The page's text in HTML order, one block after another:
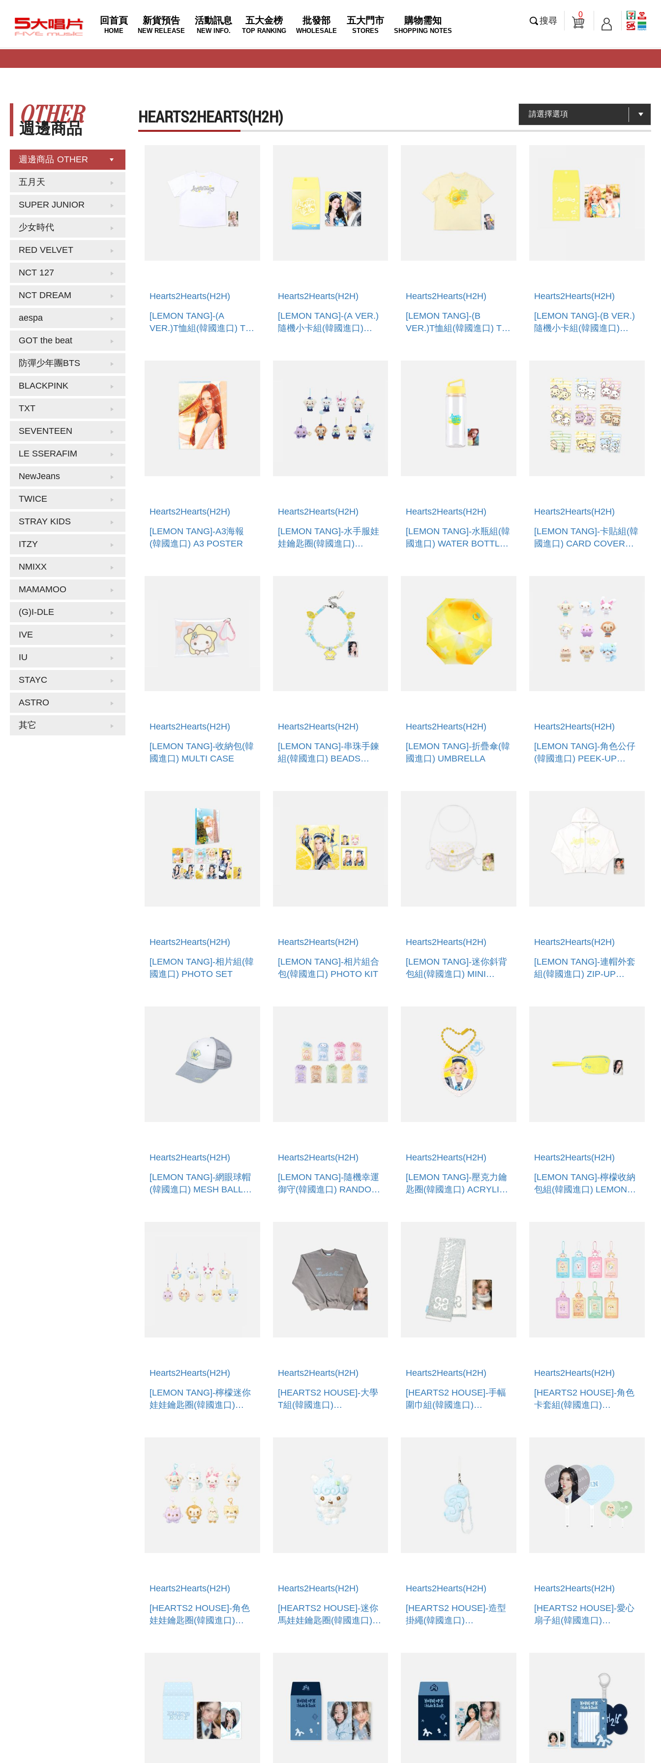
回首頁
HOME
新貨預告
NEW RELEASE
活動訊息
NEW INFO.
五大金榜
TOP RANKING
批發部
WHOLESALE
五大門市
STORES
購物需知
SHOPPING NOTES
搜尋
0
週邊商品
OTHER
週邊商品 OTHER
五月天
SUPER JUNIOR
少女時代
RED VELVET
NCT 127
NCT DREAM
aespa
GOT the beat
防彈少年團BTS
BLACKPINK
TXT
SEVENTEEN
LE SSERAFIM
NewJeans
TWICE
STRAY KIDS
ITZY
NMIXX
MAMAMOO
(G)I-DLE
IVE
IU
STAYC
ASTRO
其它
HEARTS2HEARTS(H2H)
Hearts2Hearts(H2H)
[LEMON TANG]-(A
VER.)T恤組(韓國進口) T-
Hearts2Hearts(H2H)
[LEMON TANG]-(A VER.)
隨機小卡組(韓國進口)
Hearts2Hearts(H2H)
[LEMON TANG]-(B
VER.)T恤組(韓國進口) T-
Hearts2Hearts(H2H)
[LEMON TANG]-(B VER.)
隨機小卡組(韓國進口)
Hearts2Hearts(H2H)
[LEMON TANG]-A3海報
(韓國進口) A3 POSTER
Hearts2Hearts(H2H)
[LEMON TANG]-水手服娃
娃鑰匙圈(韓國進口)
Hearts2Hearts(H2H)
[LEMON TANG]-水瓶組(韓
國進口) WATER BOTTLE
Hearts2Hearts(H2H)
[LEMON TANG]-卡貼組(韓
國進口) CARD COVER
Hearts2Hearts(H2H)
[LEMON TANG]-收納包(韓
國進口) MULTI CASE
Hearts2Hearts(H2H)
[LEMON TANG]-串珠手鍊
組(韓國進口) BEADS
Hearts2Hearts(H2H)
[LEMON TANG]-折疊傘(韓
國進口) UMBRELLA
Hearts2Hearts(H2H)
[LEMON TANG]-角色公仔
(韓國進口) PEEK-UP
Hearts2Hearts(H2H)
[LEMON TANG]-相片組(韓
國進口) PHOTO SET
Hearts2Hearts(H2H)
[LEMON TANG]-相片組合
包(韓國進口) PHOTO KIT
Hearts2Hearts(H2H)
[LEMON TANG]-迷你斜背
包組(韓國進口) MINI
Hearts2Hearts(H2H)
[LEMON TANG]-連帽外套
組(韓國進口) ZIP-UP
Hearts2Hearts(H2H)
[LEMON TANG]-網眼球帽
(韓國進口) MESH BALL
Hearts2Hearts(H2H)
[LEMON TANG]-隨機幸運
御守(韓國進口) RANDOM
Hearts2Hearts(H2H)
[LEMON TANG]-壓克力鑰
匙圈(韓國進口) ACRYLIC
Hearts2Hearts(H2H)
[LEMON TANG]-檸檬收納
包組(韓國進口) LEMON
Hearts2Hearts(H2H)
[LEMON TANG]-檸檬迷你
娃娃鑰匙圈(韓國進口)
Hearts2Hearts(H2H)
[HEARTS2 HOUSE]-大學
T組(韓國進口)
Hearts2Hearts(H2H)
[HEARTS2 HOUSE]-手幅
圍巾組(韓國進口)
Hearts2Hearts(H2H)
[HEARTS2 HOUSE]-角色
卡套組(韓國進口)
Hearts2Hearts(H2H)
[HEARTS2 HOUSE]-角色
娃娃鑰匙圈(韓國進口)
Hearts2Hearts(H2H)
[HEARTS2 HOUSE]-迷你
馬娃娃鑰匙圈(韓國進口)
Hearts2Hearts(H2H)
[HEARTS2 HOUSE]-造型
掛繩(韓國進口)
Hearts2Hearts(H2H)
[HEARTS2 HOUSE]-愛心
扇子組(韓國進口)